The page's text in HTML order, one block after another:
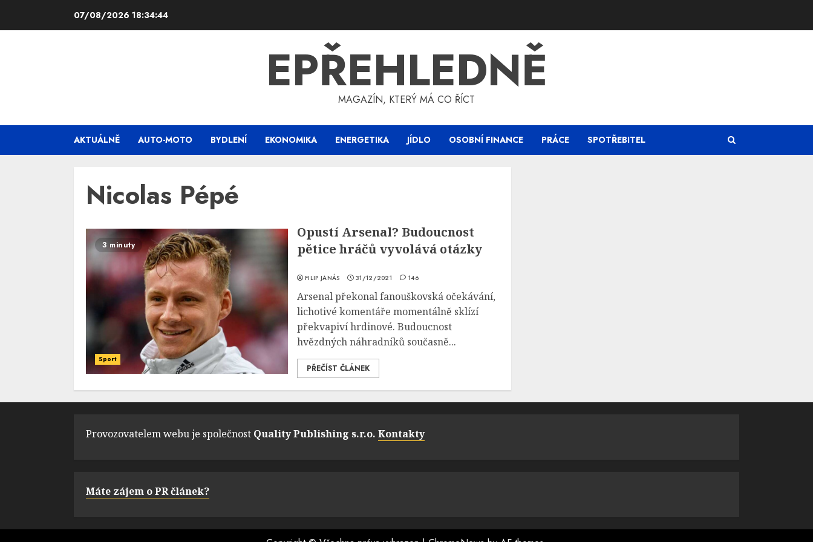
07/08/2026 18:34:44
EPŘEHLEDNĚ
MAGAZÍN, KTERÝ MÁ CO ŘÍCT
AKTUÁLNĚ AUTO-MOTO BYDLENÍ EKONOMIKA ENERGETIKA JÍDLO OSOBNÍ FINANCE PRÁCE SPOTŘEBITEL
Nicolas Pépé
3 minuty
Sport
Opustí Arsenal? Budoucnost
pětice hráčů vyvolává otázky
FILIP JANÁS 31/12/2021 146
Arsenal překonal fanouškovská očekávání,
lichotivé komentáře momentálně sklízí
překvapiví hrdinové. Budoucnost
hvězdných náhradníků současně...
PŘEČÍST ČLÁNEK
Provozovatelem webu je společnost Quality Publishing s.r.o. Kontakty
Máte zájem o PR článek?